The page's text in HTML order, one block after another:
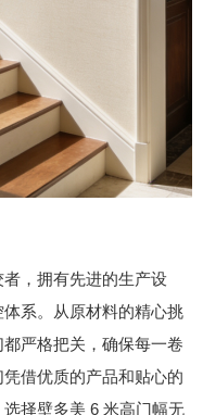
，拥有先进的生产设
系。从原材料的精心挑
严格把关，确保每一卷
借优质的产品和贴心的
择壁多美 6 米高门幅无